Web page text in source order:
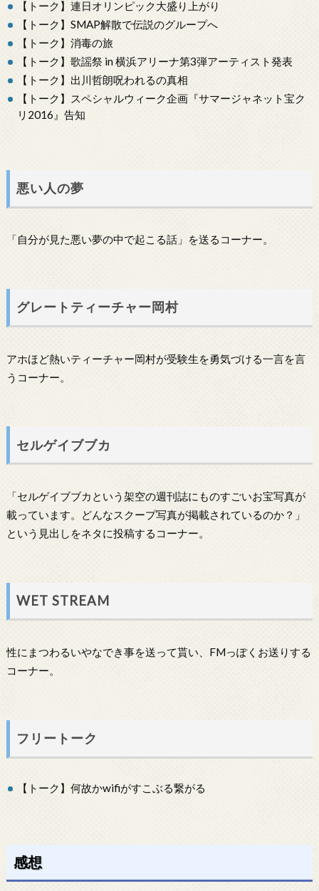
【トーク】連日オリンピック大盛り上がり
【トーク】SMAP解散で伝説のグループへ
【トーク】消毒の旅
【トーク】歌謡祭 in 横浜アリーナ第3弾アーティスト発表
【トーク】出川哲朗呪われるの真相
【トーク】スペシャルウィーク企画『サマージャネット宝ク
リ2016』告知
悪い人の夢
「自分が見た悪い夢の中で起こる話」を送るコーナー。
グレートティーチャー岡村
アホほど熱いティーチャー岡村が受験生を勇気づける一言を言
うコーナー。
セルゲイブブカ
「セルゲイブブカという架空の週刊誌にものすごいお宝写真が
載っています。どんなスクープ写真が掲載されているのか？」
という見出しをネタに投稿するコーナー。
WET STREAM
性にまつわるいやなでき事を送って貰い、FMっぽくお送りする
コーナー。
フリートーク
【トーク】何故かwifiがすこぶる繋がる
感想